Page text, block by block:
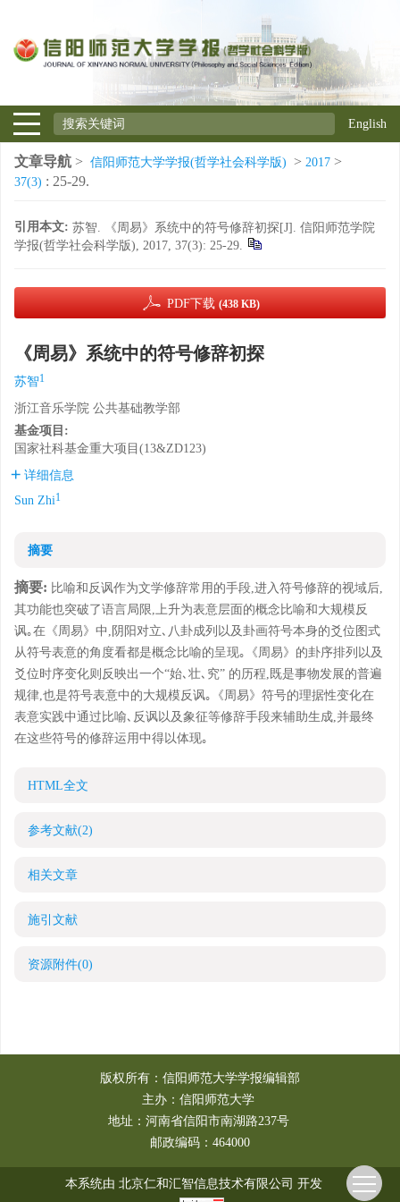
English
文章导航 > 信阳师范大学学报(哲学社会科学版) > 2017 >
37(3) : 25-29.
引用本文: 苏智. 《周易》系统中的符号修辞初探[J]. 信阳师范学院
学报(哲学社会科学版), 2017, 37(3): 25-29.
PDF下载 (438 KB)
《周易》系统中的符号修辞初探
苏智1
浙江音乐学院 公共基础教学部
基金项目:
国家社科基金重大项目(13&ZD123)
详细信息
Sun Zhi1
摘要
摘要: 比喻和反讽作为文学修辞常用的手段,进入符号修辞的视域后,
其功能也突破了语言局限,上升为表意层面的概念比喻和大规模反
讽｡在《周易》中,阴阳对立､八卦成列以及卦画符号本身的爻位图式
从符号表意的角度看都是概念比喻的呈现｡《周易》的卦序排列以及
爻位时序变化则反映出一个“始､壮､究” 的历程,既是事物发展的普遍
规律,也是符号表意中的大规模反讽｡《周易》符号的理据性变化在
表意实践中通过比喻､反讽以及象征等修辞手段来辅助生成,并最终
在这些符号的修辞运用中得以体现｡
HTML全文
参考文献(2)
相关文章
施引文献
资源附件(0)
版权所有：信阳师范大学学报编辑部
主办：信阳师范大学
地址：河南省信阳市南湖路237号
邮政编码：464000
本系统由 北京仁和汇智信息技术有限公司 开发